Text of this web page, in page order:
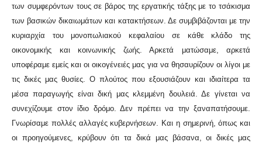
των συμφερόντων τους σε βάρος της εργατικής τάξης με το τσάκισμα
των βασικών δικαιωμάτων και κατακτήσεων. Δε συμβιβάζονται με την
κυριαρχία του μονοπωλιακού κεφαλαίου σε κάθε κλάδο της
οικονομικής και κοινωνικής ζωής. Αρκετά ματώσαμε, αρκετά
υποφέραμε εμείς και οι οικογένειές μας για να θησαυρίζουν οι λίγοι με
τις δικές μας θυσίες. Ο πλούτος που εξουσιάζουν και ιδιαίτερα τα
μέσα παραγωγής είναι δική μας κλεμμένη δουλειά. Δε γίνεται να
συνεχίζουμε στον ίδιο δρόμο. Δεν πρέπει να την ξαναπατήσουμε.
Γνωρίσαμε πολλές αλλαγές κυβερνήσεων. Και η σημερινή, όπως και
οι προηγούμενες, κρύβουν ότι τα δικά μας βάσανα, οι δικές μας